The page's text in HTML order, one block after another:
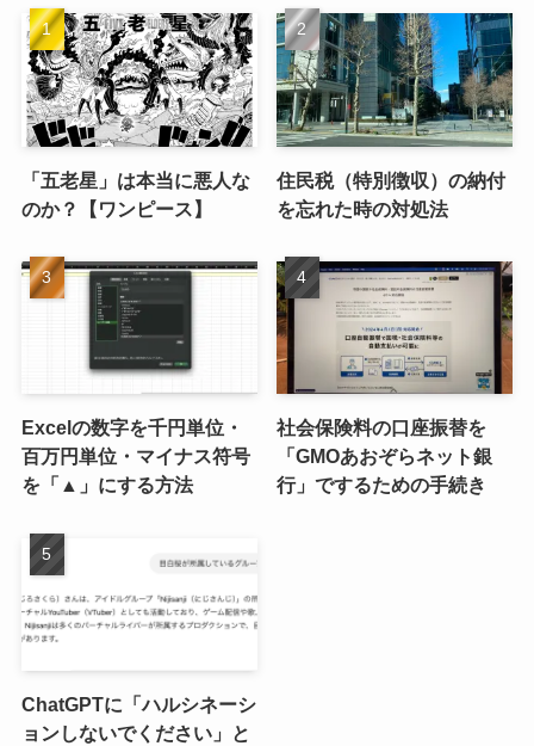
「五老星」は本当に悪人な
のか？【ワンピース】
住民税（特別徴収）の納付
を忘れた時の対処法
Excelの数字を千円単位・
百万円単位・マイナス符号
を「▲」にする方法
社会保険料の口座振替を
「GMOあおぞらネット銀
行」でするための手続き
ChatGPTに「ハルシネーシ
ョンしないでください」と